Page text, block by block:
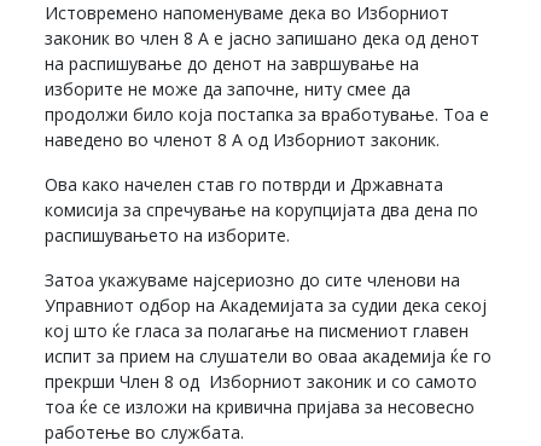
Истовремено напоменуваме дека во Изборниот
законик во член 8 А е јасно запишано дека од денот
на распишување до денот на завршување на
изборите не може да започне, ниту смее да
продолжи било која постапка за вработување. Тоа е
наведено во членот 8 А од Изборниот законик.
Ова како начелен став го потврди и Државната
комисија за спречување на корупцијата два дена по
распишувањето на изборите.
Затоа укажуваме најсериозно до сите членови на
Управниот одбор на Академијата за судии дека секој
кој што ќе гласа за полагање на писмениот главен
испит за прием на слушатели во оваа академија ќе го
прекрши Член 8 од Изборниот законик и со самото
тоа ќе се изложи на кривична пријава за несовесно
работење во службата.